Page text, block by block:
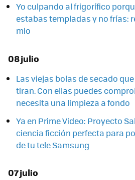
Yo culpando al frigorífico
estabas templadas y no frías:
mio
08 julio
Las viejas bolas de secado
tiran. Con ellas puedes
necesita una limpieza a fondo
Ya en Prime Video: Proyecto
ciencia ficción perfecta para
de tu tele Samsung
07 julio